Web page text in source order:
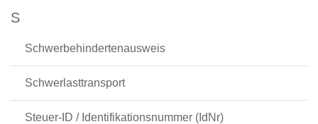
S
Schwerbehindertenausweis
Schwerlasttransport
Steuer-ID / Identifikationsnummer (IdNr)